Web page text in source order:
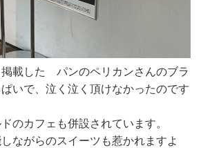
載した パンのペリカンさんのブラ
いで、泣く泣く頂けなかったのです
のカフェも併設されています。
ながらのスイーツも惹かれますよ